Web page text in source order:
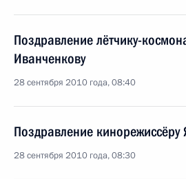
Поздравление лётчику-
Иванченкову
28 сентября 2010 года, 08:40
Поздравление
28 сентября 2010 года, 08:30